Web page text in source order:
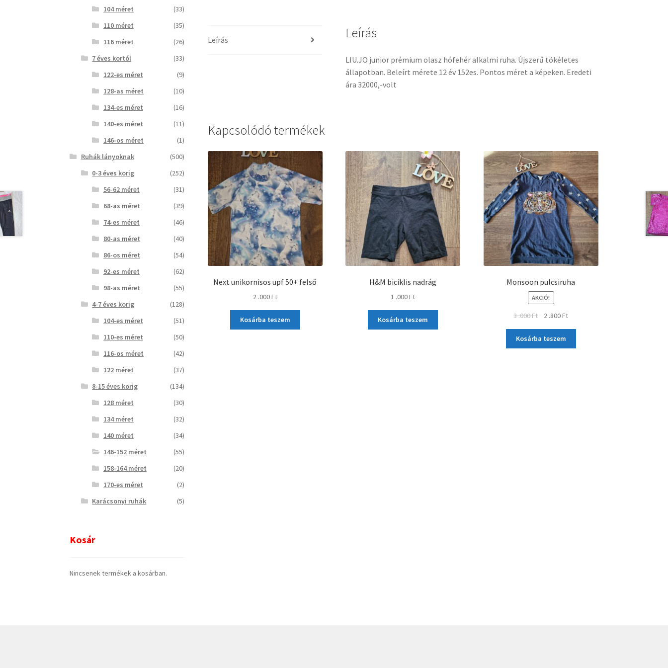
Leírás Leírás
LIU.JO junior prémium olasz hófehér alkalmi ruha. Újszerű tökéletes
állapotban. Beleírt mérete 12 év 152es. Pontos méret a képeken. Eredeti
ára 32000,-volt
Kapcsolódó termékek
Next unikornisos upf 50+ felső
2 .000Ft
Kosárba teszem
H&M biciklis nadrág
1 .000Ft
Kosárba teszem
Monsoon pulcsiruha
AKCIÓ!
3 .000Ft 2 .800Ft
Kosárba teszem
104 méret
(33)
110 méret
(35)
116 méret
(26)
7 éves kortól
(33)
122-es méret
(9)
128-as méret
(10)
134-es méret
(16)
140-es méret
(11)
146-os méret
(1)
Ruhák lányoknak
(500)
0-3 éves korig
(252)
56-62 méret
(31)
68-as méret
(39)
74-es méret
(46)
80-as méret
(40)
86-os méret
(54)
92-es méret
(62)
98-as méret
(55)
4-7 éves korig
(128)
104-es méret
(51)
110-es méret
(50)
116-os méret
(42)
122 méret
(37)
8-15 éves korig
(134)
128 méret
(30)
134 méret
(32)
140 méret
(34)
146-152 méret
(55)
158-164 méret
(20)
170-es méret
(2)
Karácsonyi ruhák
(5)
Kosár
Nincsenek termékek a kosárban.